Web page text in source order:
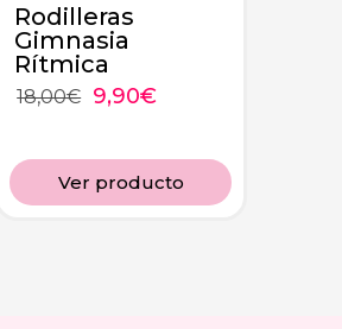
Rodilleras
Gimnasia
Rítmica
18,00€ 9,90€
Ver producto